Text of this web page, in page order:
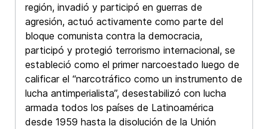
región, invadió y participó en guerras de
agresión, actuó activamente como parte del
bloque comunista contra la democracia,
participó y protegió terrorismo internacional, se
estableció como el primer narcoestado luego de
calificar el “narcotráfico como un instrumento de
lucha antimperialista”, desestabilizó con lucha
armada todos los países de Latinoamérica
desde 1959 hasta la disolución de la Unión